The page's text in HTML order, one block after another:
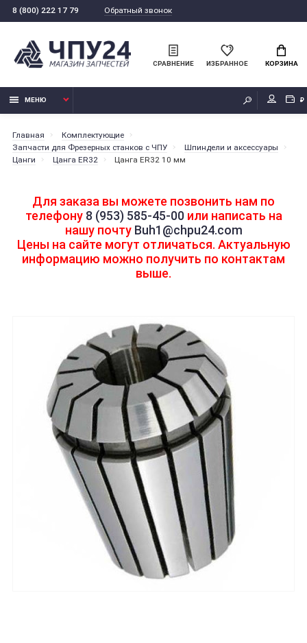
8 (800) 222 17 79 Обратный звонок
СРАВНЕНИЕ ИЗБРАННОЕ КОРЗИНА
МЕНЮ ₽
Главная
Комплектующие
Запчасти для Фрезерных станков с ЧПУ
Шпиндели и аксессуары
Цанги
Цанга ER32 Цанга ER32 10 мм
Для заказа вы можете позвонить нам по
телефону 8 (953) 585-45-00или написать на
нашу почту Buh1@chpu24.com
Цены на сайте могут отличаться. Актуальную
информацию можно получить по контактам
выше.